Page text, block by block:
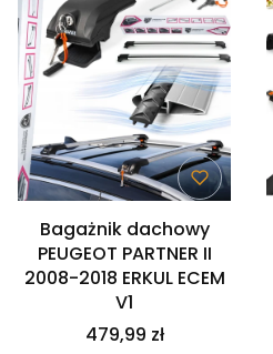
Bagażnik dachowy
PEUGEOT PARTNER II
2008-2018 ERKUL ECEM
V1
479,99 zł